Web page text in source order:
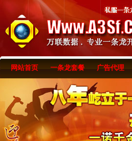
网站首页 一条龙套餐 广告代理